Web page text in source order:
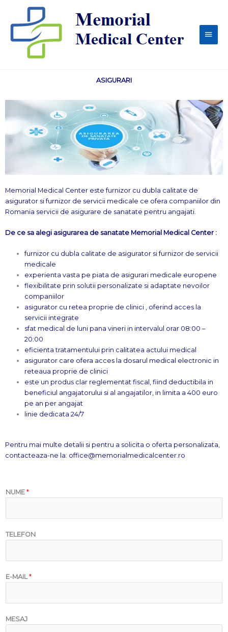
content
ASIGURARI
Memorial Medical Center este furnizor cu dubla calitate de
asigurator si furnizor de servicii medicale ce ofera companiilor din
Romania servicii de asigurare de sanatate pentru angajati.
De ce sa alegi asigurarea de sanatate Memorial Medical Center :
furnizor cu dubla calitate de asigurator si furnizor de servicii
medicale
experienta vasta pe piata de asigurari medicale europene
flexibilitate prin solutii personalizate si adaptate nevoilor
companiilor
asigurator cu retea proprie de clinici , oferind acces la
servicii integrate
sfat medical de luni pana vineri in intervalul orar 08:00 –
20:00
eficienta tratamentului prin calitatea actului medical
asigurator care ofera acces la dosarul medical electronic in
reteaua proprie de clinici
este un produs clar reglementat fiscal, fiind deductibila in
beneficiul angajatorului si al angajatilor, in limita a 400 euro
pe an per angajat
linie dedicata 24/7
Pentru mai multe detalii si pentru a solicita o oferta personalizata,
contacteaza-ne la: office@memorialmedicalcenter.ro
NUME *
TELEFON
E-MAIL *
MESAJ